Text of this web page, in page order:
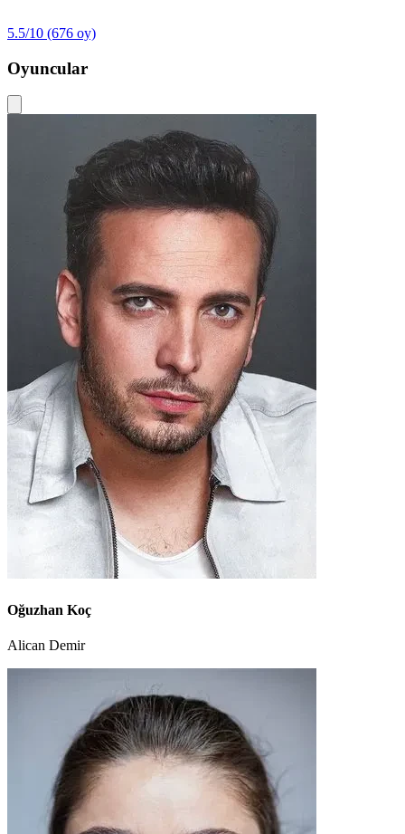
5.5/10 (676 oy)
Oyuncular
Oğuzhan Koç
Alican Demir